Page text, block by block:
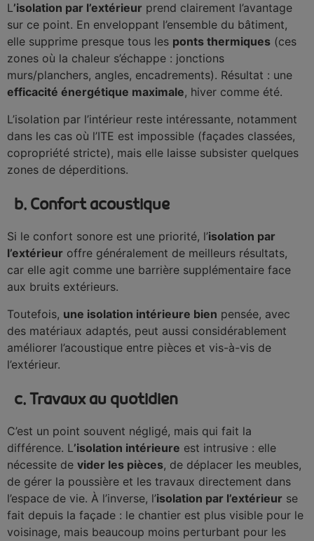
L’isolation par l’extérieur prend clairement l’avantage
sur ce point. En enveloppant l’ensemble du bâtiment,
elle supprime presque tous les ponts thermiques (ces
zones où la chaleur s’échappe : jonctions
murs/planchers, angles, encadrements). Résultat : une
efficacité énergétique maximale, hiver comme été.
L’isolation par l’intérieur reste intéressante, notamment
dans les cas où l’ITE est impossible (façades classées,
copropriété stricte), mais elle laisse subsister quelques
zones de déperditions.
b. Confort acoustique
Si le confort sonore est une priorité, l’isolation par
l’extérieur offre généralement de meilleurs résultats,
car elle agit comme une barrière supplémentaire face
aux bruits extérieurs.
Toutefois, une isolation intérieure bien pensée, avec
des matériaux adaptés, peut aussi considérablement
améliorer l’acoustique entre pièces et vis-à-vis de
l’extérieur.
c. Travaux au quotidien
C’est un point souvent négligé, mais qui fait la
différence. L’isolation intérieure est intrusive : elle
nécessite de vider les pièces, de déplacer les meubles,
de gérer la poussière et les travaux directement dans
l’espace de vie. À l’inverse, l’isolation par l’extérieur se
fait depuis la façade : le chantier est plus visible pour le
voisinage, mais beaucoup moins perturbant pour les